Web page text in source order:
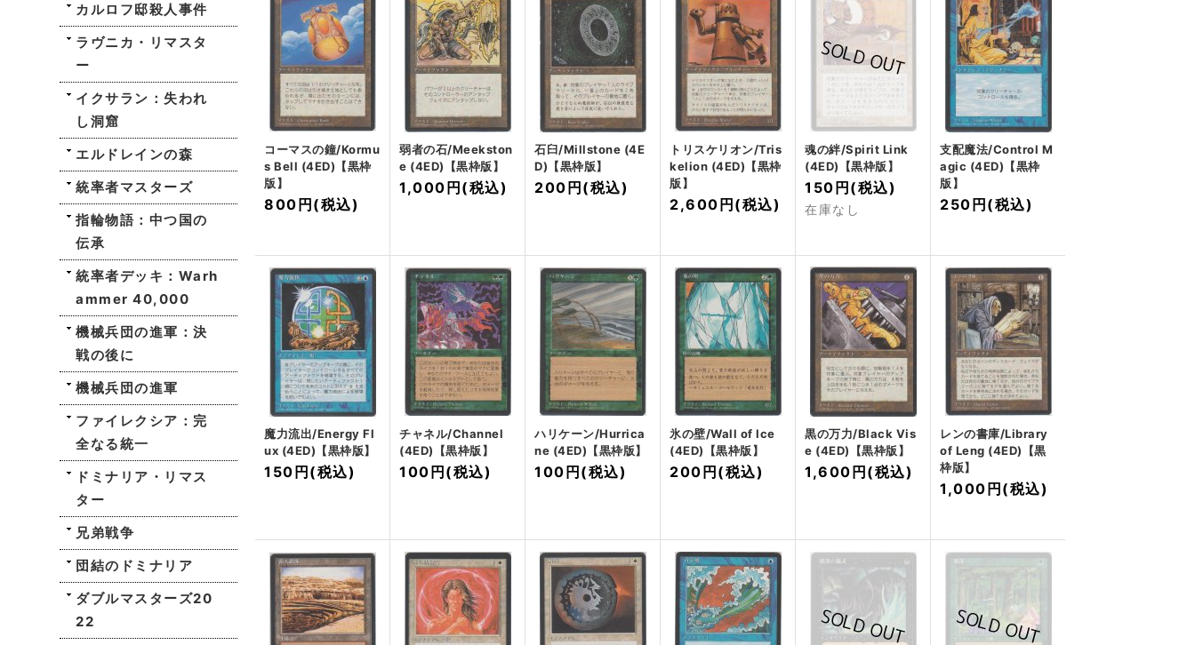
カルロフ邸殺人事件
ラヴニカ・リマスタ
ー
イクサラン：失われ
し洞窟
エルドレインの森
統率者マスターズ
指輪物語：中つ国の
伝承
統率者デッキ：Warh
ammer 40,000
機械兵団の進軍：決
戦の後に
機械兵団の進軍
ファイレクシア：完
全なる統一
ドミナリア・リマス
ター
兄弟戦争
団結のドミナリア
ダブルマスターズ20
22
コーマスの鐘/Kormu
s Bell (4ED)【黒枠
版】
800円 (税込)
弱者の石/Meekston
e (4ED)【黒枠版】
1,000円 (税込)
石臼/Millstone (4E
D)【黒枠版】
200円 (税込)
トリスケリオン/Tris
kelion (4ED)【黒枠
版】
2,600円 (税込)
魂の絆/Spirit Link
(4ED)【黒枠版】
150円 (税込)
在庫なし
支配魔法/Control M
agic (4ED)【黒枠
版】
250円 (税込)
魔力流出/Energy Fl
ux (4ED)【黒枠版】
150円 (税込)
チャネル/Channel
(4ED)【黒枠版】
100円 (税込)
ハリケーン/Hurrica
ne (4ED)【黒枠版】
100円 (税込)
氷の壁/Wall of Ice
(4ED)【黒枠版】
200円 (税込)
黒の万力/Black Vis
e (4ED)【黒枠版】
1,600円 (税込)
レンの書庫/Library
of Leng (4ED)【黒
枠版】
1,000円 (税込)